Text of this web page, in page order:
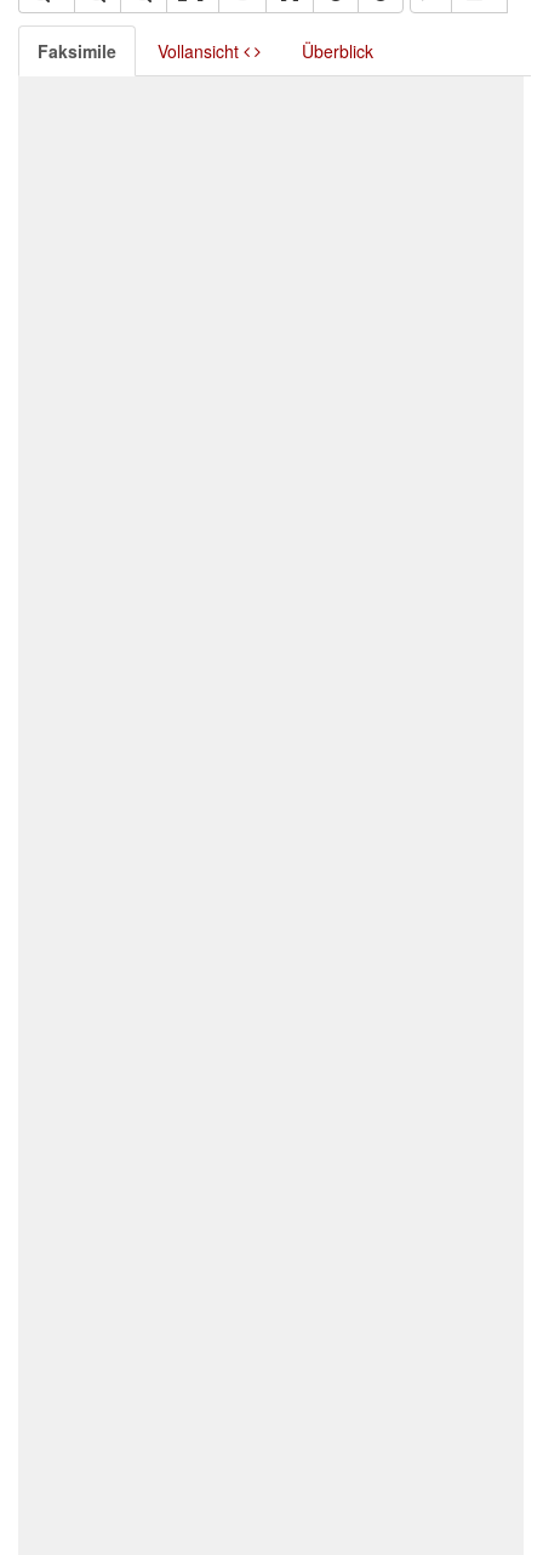
Faksimile Vollansicht Überblick